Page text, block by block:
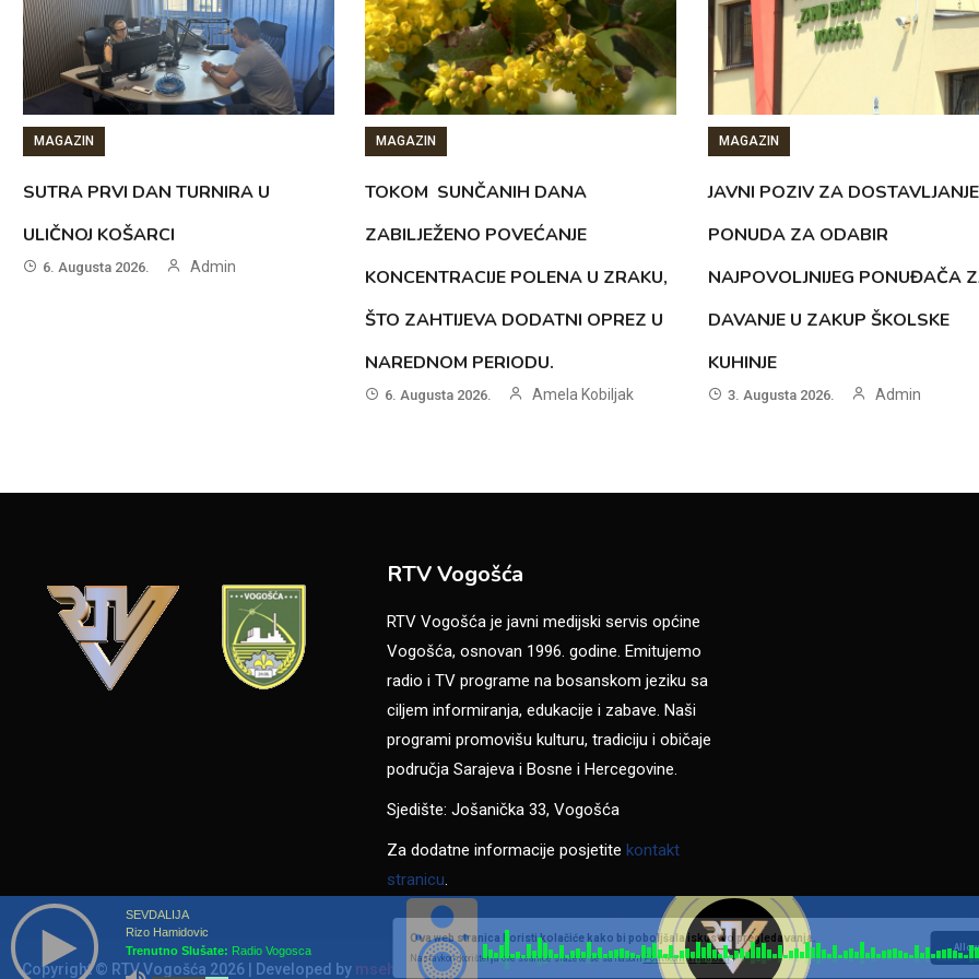
MAGAZIN
SUTRA PRVI DAN TURNIRA U
ULIČNOJ KOŠARCI
6. Augusta 2026. Admin
MAGAZIN
TOKOM SUNČANIH DANA
ZABILJEŽENO POVEĆANJE
KONCENTRACIJE POLENA U ZRAKU,
ŠTO ZAHTIJEVA DODATNI OPREZ U
NAREDNOM PERIODU.
6. Augusta 2026. Amela Kobiljak
MAGAZIN
JAVNI POZIV ZA DOSTAVLJANJE
PONUDA ZA ODABIR
NAJPOVOLJNIJEG PONUĐAČA
DAVANJE U ZAKUP ŠKOLSKE
KUHINJE
3. Augusta 2026. Admin
RTV Vogošća
RTV Vogošća je javni medijski servis općine
Vogošća, osnovan 1996. godine. Emitujemo
radio i TV programe na bosanskom jeziku sa
ciljem informiranja, edukacije i zabave. Naši
programi promovišu kulturu, tradiciju i običaje
područja Sarajeva i Bosne i Hercegovine.
Sjedište: Jošanička 33, Vogošća
Za dodatne informacije posjetite kontakt
stranicu.
Copyright © RTV Vogošća 2026 Developed by msehic
Ova web stranica koristi kolačiće kako bi poboljšala iskustvo pregledavanja.
Nastavkom korištenja ove stranice slažete se sa našomPolitikom privatnosti.
SEVDALIJA
Rizo Hamidovic
Trenutno Slušate: Radio Vogosca